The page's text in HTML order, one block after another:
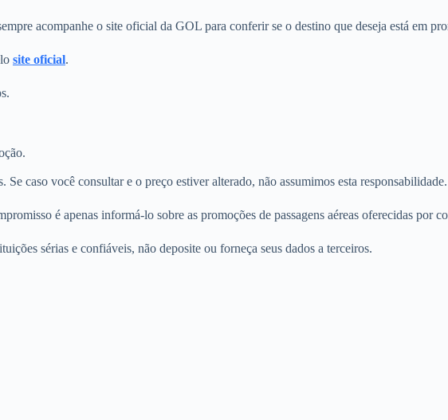
acompanhe o site oficial da GOL para conferir se o destino que deseja está em
site oficial.
caso você consultar e o preço estiver alterado, não assumimos esta responsabilidade.
é apenas informá-lo sobre as promoções de passagens aéreas oferecidas por
sérias e confiáveis, não deposite ou forneça seus dados a terceiros.